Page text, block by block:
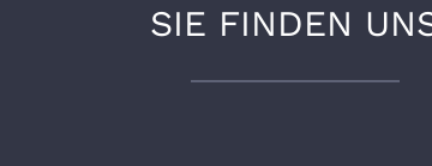
SIE FINDEN